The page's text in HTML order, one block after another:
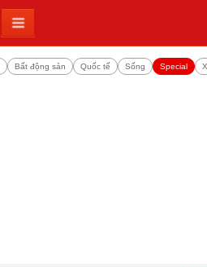
Bất động sản Quốc tế Sống Special